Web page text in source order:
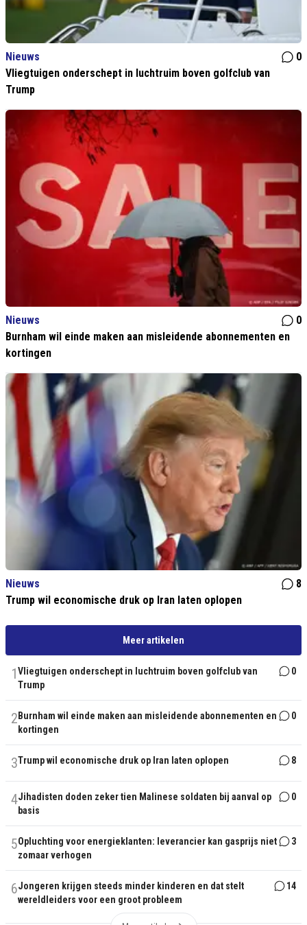
Nieuws
0
Vliegtuigen onderschept in luchtruim boven golfclub van
Trump
Nieuws
0
Burnham wil einde maken aan misleidende abonnementen en
kortingen
Nieuws
8
Trump wil economische druk op Iran laten oplopen
Meer artikelen
1Vliegtuigen onderschept in luchtruim boven golfclub van
Trump
0
2 Burnham wil einde maken aan misleidende abonnementen en
kortingen
0
3Trump wil economische druk op Iran laten oplopen 8
4Jihadisten doden zeker tien Malinese soldaten bij aanval op
basis
0
5Opluchting voor energieklanten: leverancier kan gasprijs niet
zomaar verhogen
3
6Jongeren krijgen steeds minder kinderen en dat stelt
wereldleiders voor een groot probleem
14